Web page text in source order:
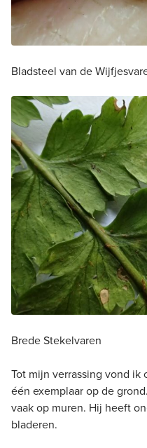
Bladsteel van de
Brede Stekelvaren
Tot mijn verrassing vond ik
één exemplaar op de
vaak op muren. Hij heeft
bladeren.